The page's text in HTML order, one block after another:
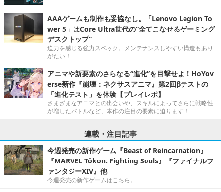
AAAゲームも制作も妥協なし。「Lenovo Legion To
wer 5」はCore Ultra世代の“全てこなせるゲーミング
デスクトップ”
迫力を感じる強力スペック。メンテナンスしやすい構造もあり
がたい！
アニマや新要素のさらなる“進化”を目撃せよ！HoYov
erse新作『崩壊：ネクサスアニマ』第2回βテストの
「進化テスト」を体験【プレイレポ】
さまざまなアニマとの出会いや、スキルによってさらに戦略性
が増したバトルなど、本作の注目の要素に迫ります！
連載・注目記事
今週発売の新作ゲーム『Beast of Reincarnation』
『MARVEL Tōkon: Fighting Souls』『ファイナルフ
ァンタジーXIV』他
今週発売の新作ゲームはこちら。